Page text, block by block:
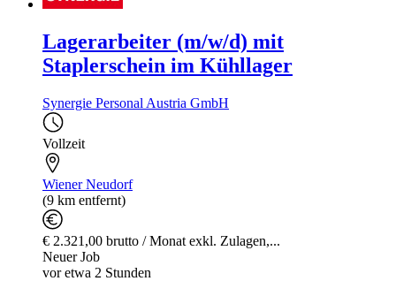
Lagerarbeiter (m/w/d) mit
Staplerschein im Kühllager
Synergie Personal Austria GmbH
Vollzeit
Wiener Neudorf
(9 km entfernt)
€ 2.321,00 brutto / Monat exkl. Zulagen,...
Neuer Job
vor etwa 2 Stunden